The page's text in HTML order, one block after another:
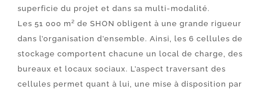
superficie du projet et dans sa multi-modalité.
Les 51 000 m² de SHON obligent à une grande rigueur
dans l’organisation d’ensemble. Ainsi, les 6 cellules de
stockage comportent chacune un local de charge, des
bureaux et locaux sociaux. L’aspect traversant des
cellules permet quant à lui, une mise à disposition par